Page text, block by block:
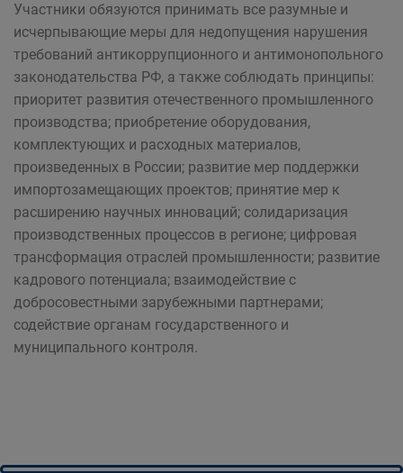
Участники обязуются принимать все разумные и
исчерпывающие меры для недопущения нарушения
требований антикоррупционного и антимонопольного
законодательства РФ, а также соблюдать принципы:
приоритет развития отечественного промышленного
производства; приобретение оборудования,
комплектующих и расходных материалов,
произведенных в России; развитие мер поддержки
импортозамещающих проектов; принятие мер к
расширению научных инноваций; солидаризация
производственных процессов в регионе; цифровая
трансформация отраслей промышленности; развитие
кадрового потенциала; взаимодействие с
добросовестными зарубежными партнерами;
содействие органам государственного и
муниципального контроля.